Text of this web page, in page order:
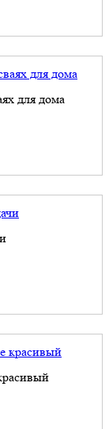
для дома